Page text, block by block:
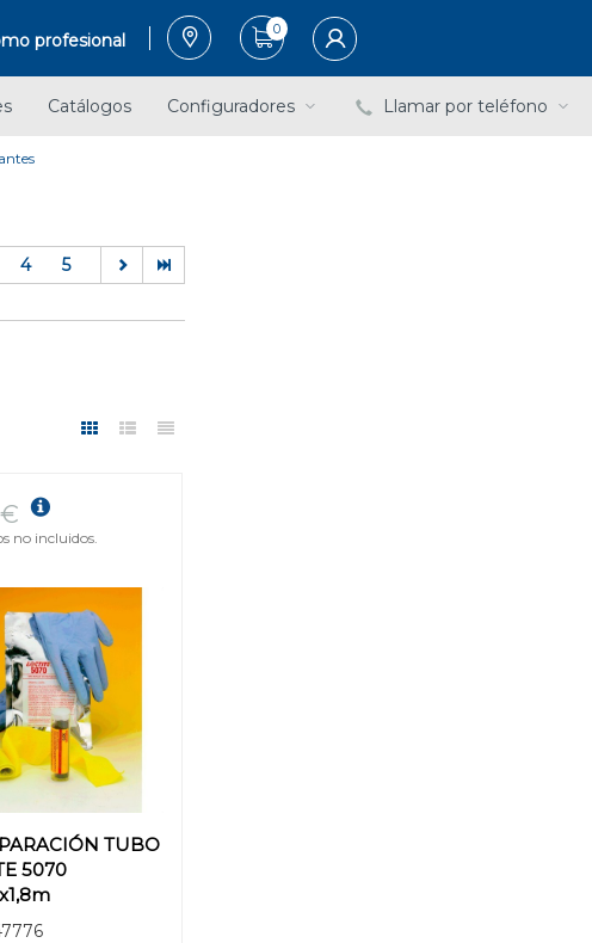
profesional
0
Catálogos Configuradores Llamar por teléfono
4 5
TUBO
5070
no incluidos.